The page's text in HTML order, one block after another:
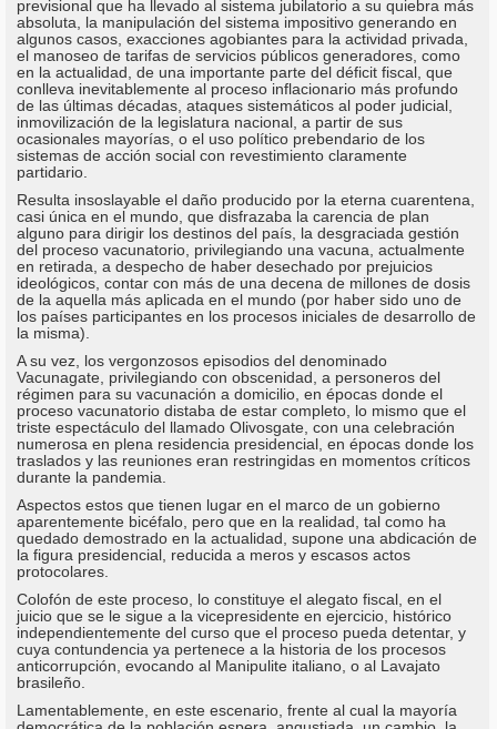
previsional que ha llevado al sistema jubilatorio a su quiebra más
absoluta, la manipulación del sistema impositivo generando en
algunos casos, exacciones agobiantes para la actividad privada,
el manoseo de tarifas de servicios públicos generadores, como
en la actualidad, de una importante parte del déficit fiscal, que
conlleva inevitablemente al proceso inflacionario más profundo
de las últimas décadas, ataques sistemáticos al poder judicial,
inmovilización de la legislatura nacional, a partir de sus
ocasionales mayorías, o el uso político prebendario de los
sistemas de acción social con revestimiento claramente
partidario.
Resulta insoslayable el daño producido por la eterna cuarentena,
casi única en el mundo, que disfrazaba la carencia de plan
alguno para dirigir los destinos del país, la desgraciada gestión
del proceso vacunatorio, privilegiando una vacuna, actualmente
en retirada, a despecho de haber desechado por prejuicios
ideológicos, contar con más de una decena de millones de dosis
de la aquella más aplicada en el mundo (por haber sido uno de
los países participantes en los procesos iniciales de desarrollo de
la misma).
A su vez, los vergonzosos episodios del denominado
Vacunagate, privilegiando con obscenidad, a personeros del
régimen para su vacunación a domicilio, en épocas donde el
proceso vacunatorio distaba de estar completo, lo mismo que el
triste espectáculo del llamado Olivosgate, con una celebración
numerosa en plena residencia presidencial, en épocas donde los
traslados y las reuniones eran restringidas en momentos críticos
durante la pandemia.
Aspectos estos que tienen lugar en el marco de un gobierno
aparentemente bicéfalo, pero que en la realidad, tal como ha
quedado demostrado en la actualidad, supone una abdicación de
la figura presidencial, reducida a meros y escasos actos
protocolares.
Colofón de este proceso, lo constituye el alegato fiscal, en el
juicio que se le sigue a la vicepresidente en ejercicio, histórico
independientemente del curso que el proceso pueda detentar, y
cuya contundencia ya pertenece a la historia de los procesos
anticorrupción, evocando al Manipulite italiano, o al Lavajato
brasileño.
Lamentablemente, en este escenario, frente al cual la mayoría